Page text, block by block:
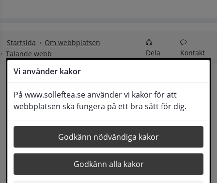
Vi använder kakor
På www.solleftea.se använder vi kakor för att
webbplatsen ska fungera på ett bra sätt för dig.
Godkänn nödvändiga kakor
Godkänn alla kakor
Startsida
Om webbplatsen
Talande webb
Dela Kontakt
Talande webb
Du kan använda
tjänsten Talande
webb på sollefteå.se
Så funkar Talande Webb